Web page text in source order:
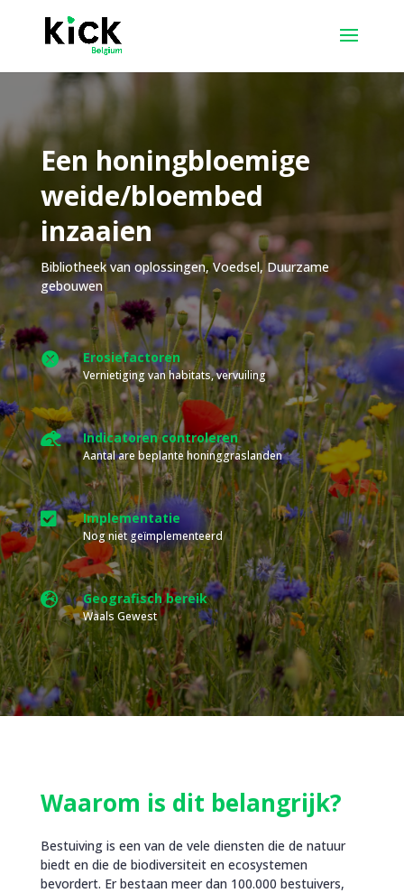
Een honingbloemige
weide/bloembed
inzaaien
Bibliotheek van oplossingen,Voedsel,Duurzame
gebouwen
 Erosiefactoren
Vernietiging van habitats, vervuiling
 Indicatoren controleren
Aantal are beplante honinggraslanden
 Implementatie
Nog niet geïmplementeerd
 Geografisch bereik
Waals Gewest
Waarom is dit belangrijk?
Bestuiving is een van de vele diensten die de natuur
biedt en die de biodiversiteit en ecosystemen
bevordert. Er bestaan meer dan 100.000 bestuivers,